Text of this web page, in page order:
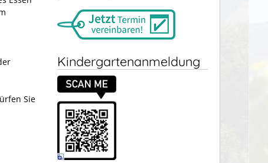
Sie
Kindergartenanmeldung